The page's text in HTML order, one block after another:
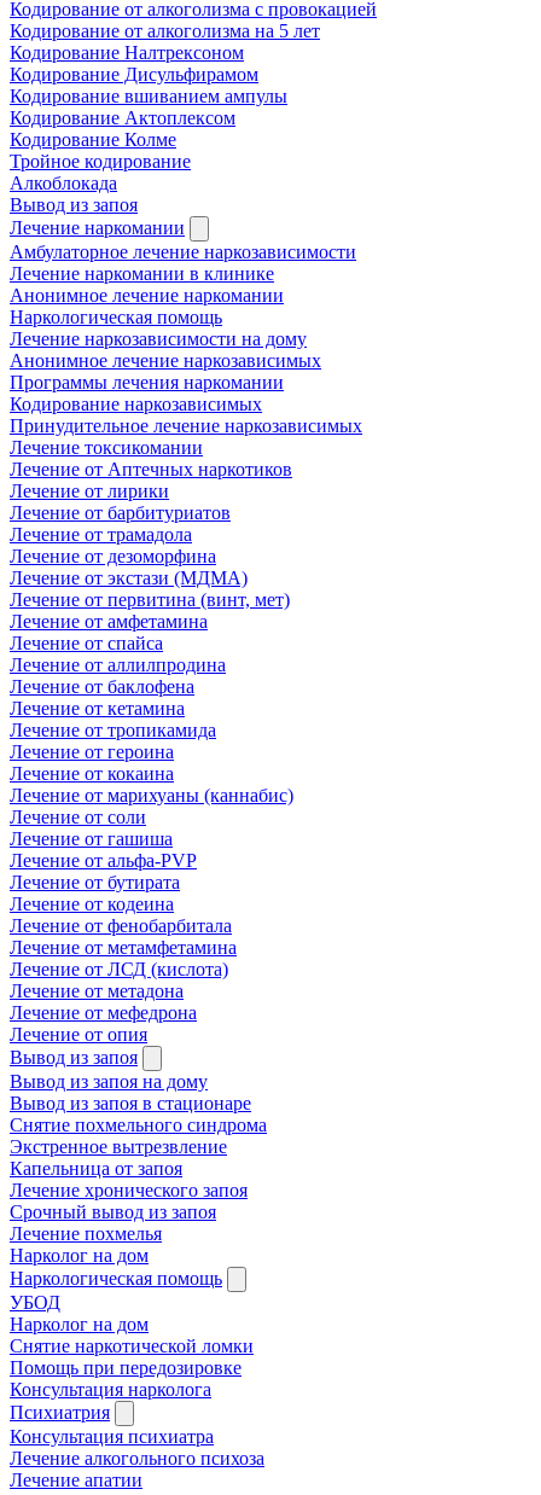
Кодирование от алкоголизма с провокацией
Кодирование от алкоголизма на 5 лет
Кодирование Налтрексоном
Кодирование Дисульфирамом
Кодирование вшиванием ампулы
Кодирование Актоплексом
Кодирование Колме
Тройное кодирование
Алкоблокада
Вывод из запоя
Лечение наркомании
Амбулаторное лечение наркозависимости
Лечение наркомании в клинике
Анонимное лечение наркомании
Наркологическая помощь
Лечение наркозависимости на дому
Анонимное лечение наркозависимых
Программы лечения наркомании
Кодирование наркозависимых
Принудительное лечение наркозависимых
Лечение токсикомании
Лечение от Аптечных наркотиков
Лечение от лирики
Лечение от барбитуриатов
Лечение от трамадола
Лечение от дезоморфина
Лечение от экстази (МДМА)
Лечение от первитина (винт, мет)
Лечение от амфетамина
Лечение от спайса
Лечение от аллилпродина
Лечение от баклофена
Лечение от кетамина
Лечение от тропикамида
Лечение от героина
Лечение от кокаина
Лечение от марихуаны (каннабис)
Лечение от соли
Лечение от гашиша
Лечение от альфа-PVP
Лечение от бутирата
Лечение от кодеина
Лечение от фенобарбитала
Лечение от метамфетамина
Лечение от ЛСД (кислота)
Лечение от метадона
Лечение от мефедрона
Лечение от опия
Вывод из запоя
Вывод из запоя на дому
Вывод из запоя в стационаре
Снятие похмельного синдрома
Экстренное вытрезвление
Капельница от запоя
Лечение хронического запоя
Срочный вывод из запоя
Лечение похмелья
Нарколог на дом
Наркологическая помощь
УБОД
Нарколог на дом
Снятие наркотической ломки
Помощь при передозировке
Консультация нарколога
Психиатрия
Консультация психиатра
Лечение алкогольного психоза
Лечение апатии